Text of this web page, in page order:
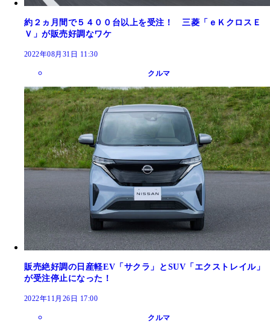
約２ヵ月間で５４００台以上を受注！ 三菱「ｅＫクロスＥ
Ｖ」が販売好調なワケ
2022年08月31日 11:30
クルマ
販売絶好調の日産軽EV「サクラ」とSUV「エクストレイル」
が受注停止になった！
2022年11月26日 17:00
クルマ